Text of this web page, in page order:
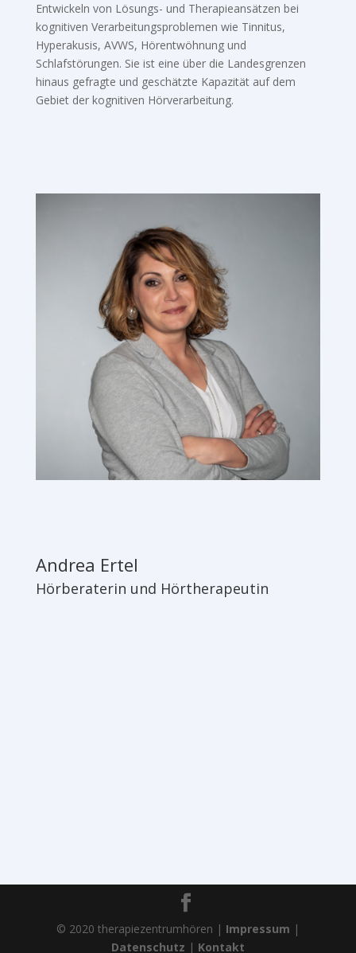
Entwickeln von Lösungs- und Therapieansätzen bei
kognitiven Verarbeitungsproblemen wie Tinnitus,
Hyperakusis, AVWS, Hörentwöhnung und
Schlafstörungen. Sie ist eine über die Landesgrenzen
hinaus gefragte und geschätzte Kapazität auf dem
Gebiet der kognitiven Hörverarbeitung.
Andrea Ertel
Hörberaterin und Hörtherapeutin
© 2020 therapiezentrumhören | Impressum |
Datenschutz | Kontakt